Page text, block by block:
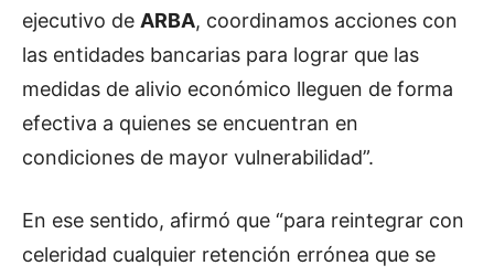
ejecutivo de ARBA, coordinamos acciones con
las entidades bancarias para lograr que las
medidas de alivio económico lleguen de forma
efectiva a quienes se encuentran en
condiciones de mayor vulnerabilidad”.
En ese sentido, afirmó que “para reintegrar con
celeridad cualquier retención errónea que se